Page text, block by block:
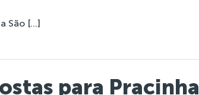
São […]
para Pracinha